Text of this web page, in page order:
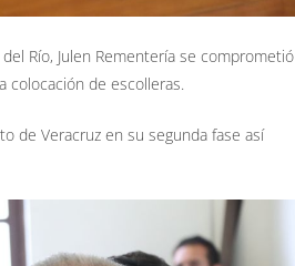
Río, Julen Rementería se comprometió
colocación de escolleras.
de Veracruz en su segunda fase así